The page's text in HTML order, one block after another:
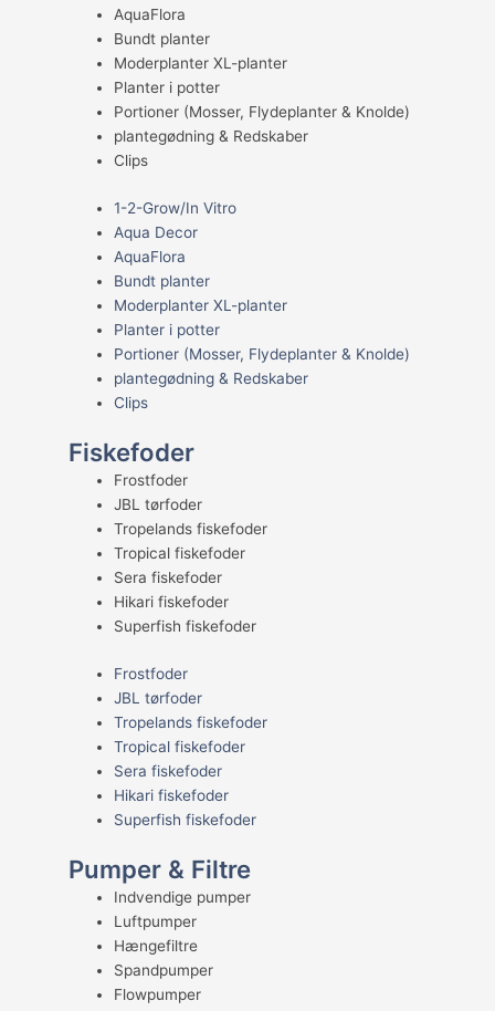
AquaFlora
Bundt planter
Moderplanter XL-planter
Planter i potter
Portioner (Mosser, Flydeplanter & Knolde)
plantegødning & Redskaber
Clips
1-2-Grow/In Vitro
Aqua Decor
AquaFlora
Bundt planter
Moderplanter XL-planter
Planter i potter
Portioner (Mosser, Flydeplanter & Knolde)
plantegødning & Redskaber
Clips
Fiskefoder
Frostfoder
JBL tørfoder
Tropelands fiskefoder
Tropical fiskefoder
Sera fiskefoder
Hikari fiskefoder
Superfish fiskefoder
Frostfoder
JBL tørfoder
Tropelands fiskefoder
Tropical fiskefoder
Sera fiskefoder
Hikari fiskefoder
Superfish fiskefoder
Pumper & Filtre
Indvendige pumper
Luftpumper
Hængefiltre
Spandpumper
Flowpumper